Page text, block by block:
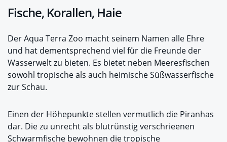
Fische, Korallen, Haie
Der Aqua Terra Zoo macht seinem Namen alle Ehre
und hat dementsprechend viel für die Freunde der
Wasserwelt zu bieten. Es bietet neben Meeresfischen
sowohl tropische als auch heimische Süßwasserfische
zur Schau.
Einen der Höhepunkte stellen vermutlich die Piranhas
dar. Die zu unrecht als blutrünstig verschrieenen
Schwarmfische bewohnen die tropische